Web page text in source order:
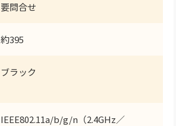
要問合せ
約395
ブラック
IEEE802.11a/b/g/n（2.4GHz／